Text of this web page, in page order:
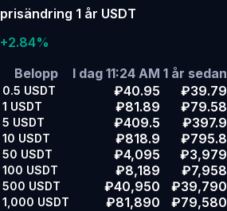
prisändring 1 år USDT
+2.84%
Belopp
I dag 11:24 AM 1 år sedan
0.5 USDT ₽40.95 ₽39.79
1 USDT ₽81.89 ₽79.58
5 USDT ₽409.5 ₽397.9
10 USDT ₽818.9 ₽795.8
50 USDT ₽4,095 ₽3,979
100 USDT ₽8,189 ₽7,958
500 USDT ₽40,950 ₽39,790
1,000 USDT ₽81,890
₽79,580